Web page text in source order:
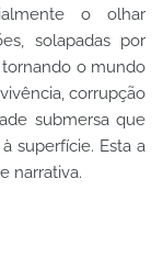
o olhar
solapadas por
o mundo
corrupção
submersa que
superfície. Esta a
narrativa.